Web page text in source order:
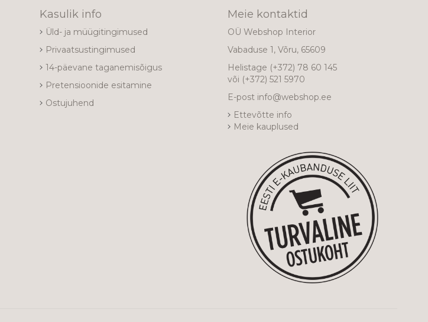
Kasulik info
Üld- ja müügitingimused
Privaatsustingimused
14-päevane taganemisõigus
Pretensioonide esitamine
Ostujuhend
Meie kontaktid
OÜ Webshop Interior
Vabaduse 1, Võru, 65609
Helistage (+372) 78 60 145
või (+372) 521 5970
E-post info@webshop.ee
Ettevõtte info
Meie kauplused